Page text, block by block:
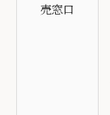
売窓口